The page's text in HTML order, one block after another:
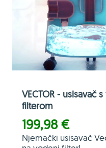
VECTOR - usisavač
filterom
199,98 €
Njemački usisavač